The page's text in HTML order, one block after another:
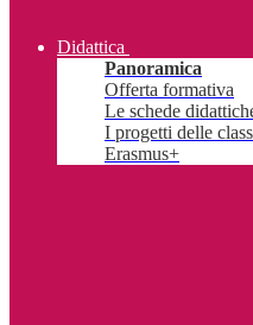
Didattica
Panoramica
Offerta formativa
Le schede
I progetti delle
Erasmus+